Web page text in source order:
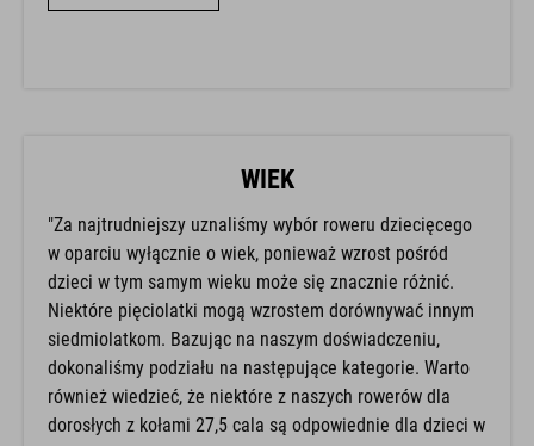
WIEK
"Za najtrudniejszy uznaliśmy wybór roweru dziecięcego
w oparciu wyłącznie o wiek, ponieważ wzrost pośród
dzieci w tym samym wieku może się znacznie różnić.
Niektóre pięciolatki mogą wzrostem dorównywać innym
siedmiolatkom. Bazując na naszym doświadczeniu,
dokonaliśmy podziału na następujące kategorie. Warto
również wiedzieć, że niektóre z naszych rowerów dla
dorosłych z kołami 27,5 cala są odpowiednie dla dzieci w